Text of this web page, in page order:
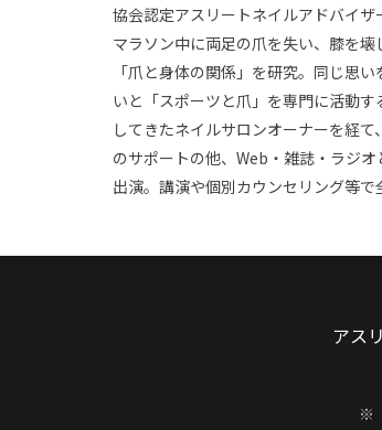
協会認定アスリートネイルアドバイザ
マラソン中に両足の爪を失い、膝を壊
「爪と身体の関係」を研究。同じ思
いと「スポーツと爪」を専門に活動す
してきたネイルサロンオーナーを経
のサポートの他、Web・雑誌・ラジオ
出演。講演や個別カウンセリング等で
アス
※